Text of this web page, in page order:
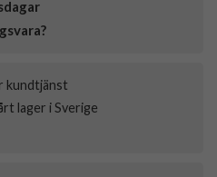
kundtjänst
lager i Sverige